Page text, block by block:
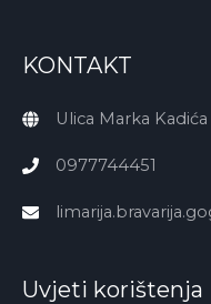
KONTAKT
Ulica Marka
0977744451
Uvjeti korištenja